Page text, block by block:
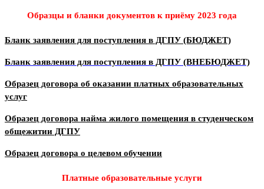
Образцы и бланки документов к приёму 2023 года
Бланк заявления для поступления в ДГПУ (БЮДЖЕТ)
Бланк заявления для поступления в ДГПУ (ВНЕБЮДЖЕТ)
Образец договора об оказании платных образовательных
услуг
Образец договора найма жилого помещения в студенческом
общежитии ДГПУ
Образец договора о целевом обучении
Платные образовательные услуги